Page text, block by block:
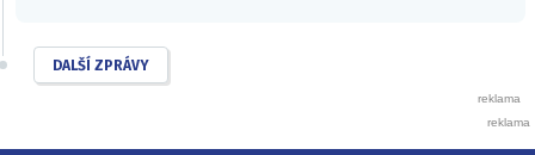
DALŠÍ ZPRÁVY